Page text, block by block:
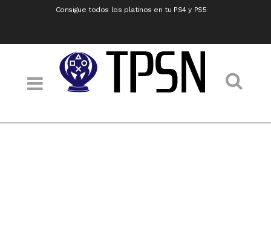
Consigue todos los platinos en tu PS4 y PS5